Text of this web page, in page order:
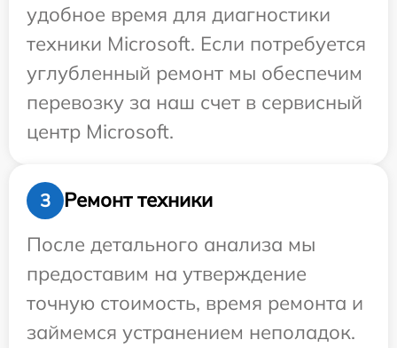
удобное время для диагностики
техники Microsoft. Если потребуется
углубленный ремонт мы обеспечим
перевозку за наш счет в сервисный
центр Microsoft.
3
Ремонт техники
После детального анализа мы
предоставим на утверждение
точную стоимость, время ремонта и
займемся устранением неполадок.